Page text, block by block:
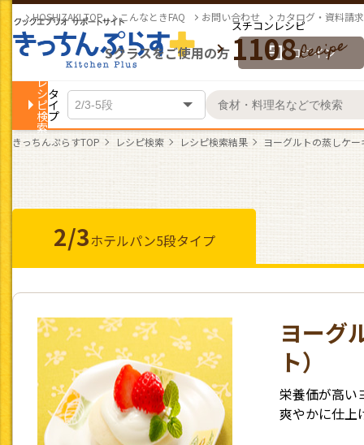
HOSHIZAKI TOP こんなときFAQ お問い合わせ カタログ・資料請求
スチコンレシピ
1108
Sクラスをご使用の方
ログイン
レ
シ
ピ
検
索
タ
イ
プ
きっちんぷらすTOP レシピ検索 レシピ検索結果 ヨーグルトの蒸しケ
2/3ホテルパン5段タイプ
ヨーグ
ト）
栄養価が高い
爽やかに仕上